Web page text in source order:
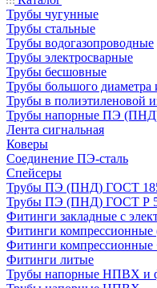
Трубы чугунные
Трубы стальные
Трубы водогазопроводные
Трубы электросварные
Трубы бесшовные
Трубы большого диаметра
Трубы в полиэтиленовой
Трубы напорные ПЭ
Лента сигнальная
Коверы
Соединение ПЭ-сталь
Спейсеры
Трубы ПЭ (ПНД) ГОСТ
Трубы ПЭ (ПНД) ГОСТ Р
Фитинги закладные с
Фитинги компрессионные
Фитинги компрессионные
Фитинги литые
Трубы напорные НПВХ и